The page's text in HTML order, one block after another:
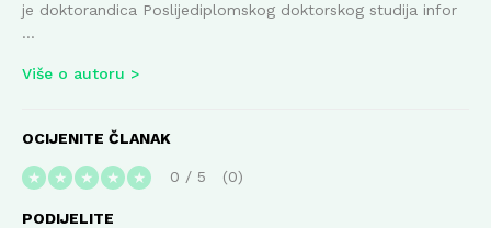
je doktorandica Poslijediplomskog doktorskog studija infor
...
Više o autoru
OCIJENITE ČLANAK
★ ★ ★ ★ ★ 0 / 5 0
PODIJELITE